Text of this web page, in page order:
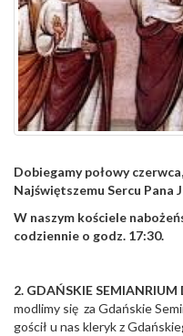
Dobiegamy połowy
Najświętszemu Sercu Pana
W naszym kościele
codziennie o godz. 17:30.
2. GDAŃSKIE
modlimy się za Gdańskie
gościł u nas kleryk z